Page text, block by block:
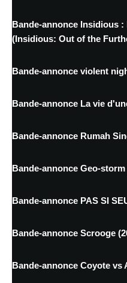
Bande-annonce Insidious
(Insidious: Out of the
Bande-annonce violent
Bande-annonce La vie
Bande-annonce Rumah
Bande-annonce Geo-storm
Bande-annonce PAS SI
Bande-annonce Scrooge
Bande-annonce Coyote vs